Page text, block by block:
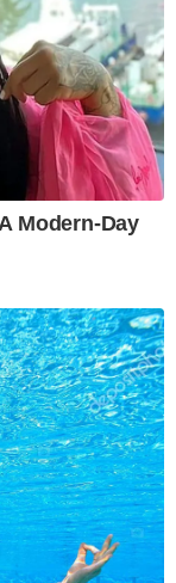
Modern-Day